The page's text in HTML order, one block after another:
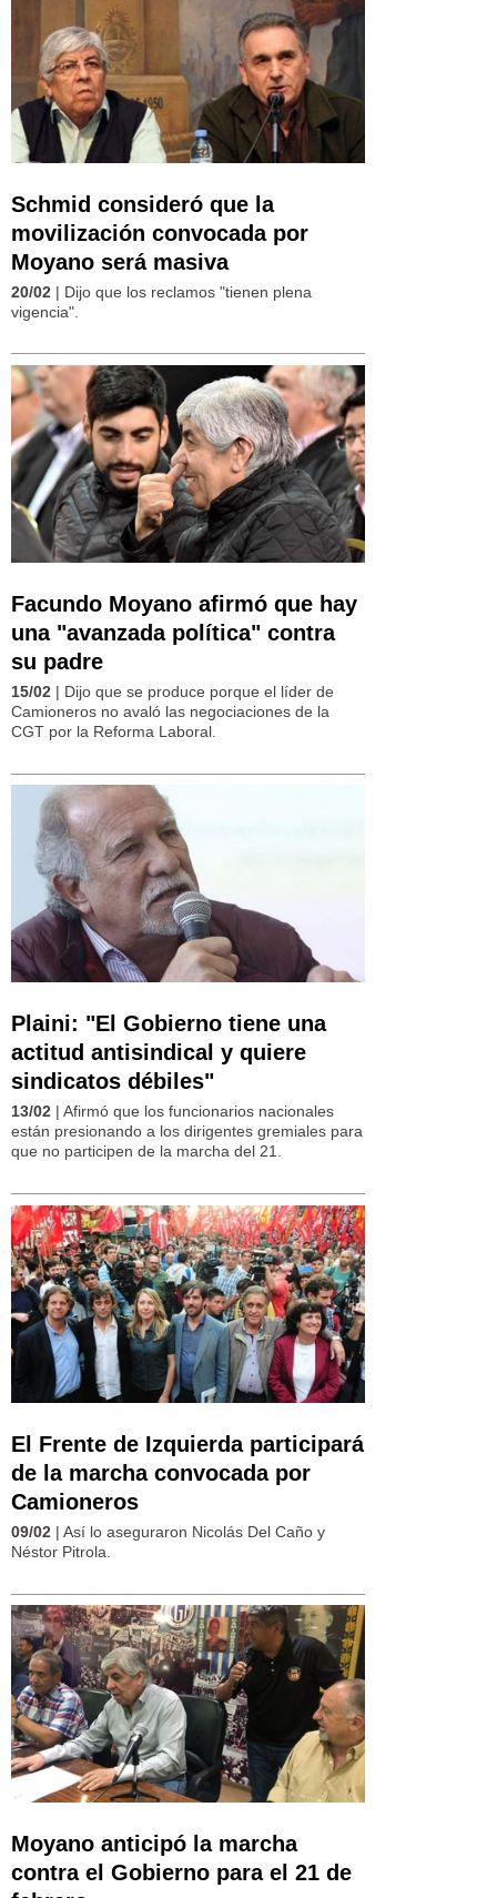
Schmid consideró que la
movilización convocada por
Moyano será masiva
20/02 | Dijo que los reclamos "tienen plena
vigencia".
Facundo Moyano afirmó que hay
una "avanzada política" contra
su padre
15/02 | Dijo que se produce porque el líder de
Camioneros no avaló las negociaciones de la
CGT por la Reforma Laboral.
Plaini: "El Gobierno tiene una
actitud antisindical y quiere
sindicatos débiles"
13/02 | Afirmó que los funcionarios nacionales
están presionando a los dirigentes gremiales para
que no participen de la marcha del 21.
El Frente de Izquierda participará
de la marcha convocada por
Camioneros
09/02 | Así lo aseguraron Nicolás Del Caño y
Néstor Pitrola.
Moyano anticipó la marcha
contra el Gobierno para el 21 de